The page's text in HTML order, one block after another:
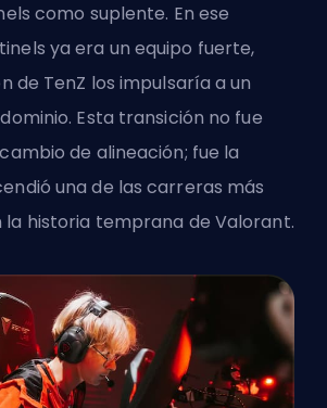
como suplente. En ese
ya era un equipo fuerte,
de TenZ los impulsaría a un
Esta transición no fue
de alineación; fue la
una de las carreras más
la historia temprana de Valorant.